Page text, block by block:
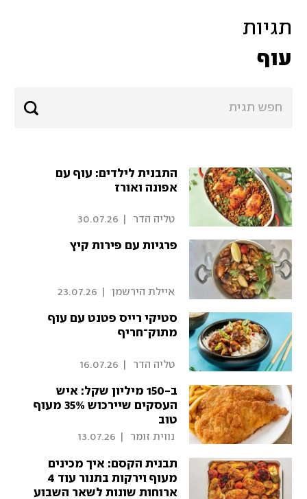
תגיות
עוף
התבנית לילדים: עוף עם
אפונה ואורז
טליה הדר 30.07.26
פרגיות עם פירות קיץ
איילת הירשמן 23.07.26
סטיקי רייס פטנט עם עוף
מתוק־חריף
טליה הדר 16.07.26
ב-150 מיליון שקל: איש
העסקים שיירכוש 35% מעוף
טוב
נווית זומר 13.07.26
תבנית הקסם: איך מכינים
מעוף וירקות בתנור עוד 4
ארוחות שונות לשאר השבוע